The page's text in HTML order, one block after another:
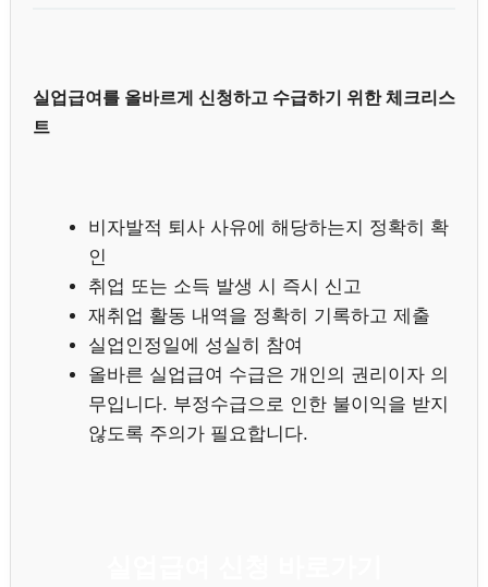
실업급여를 올바르게 신청하고 수급하기 위한 체크리스
트
비자발적 퇴사 사유에 해당하는지 정확히 확
인
취업 또는 소득 발생 시 즉시 신고
재취업 활동 내역을 정확히 기록하고 제출
실업인정일에 성실히 참여
올바른 실업급여 수급은 개인의 권리이자 의
무입니다. 부정수급으로 인한 불이익을 받지
않도록 주의가 필요합니다.